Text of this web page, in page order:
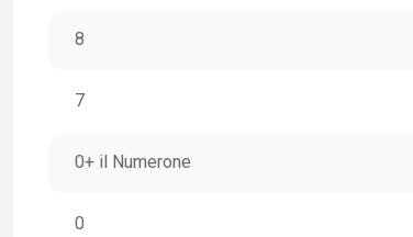
8
7
0+ il Numerone
0